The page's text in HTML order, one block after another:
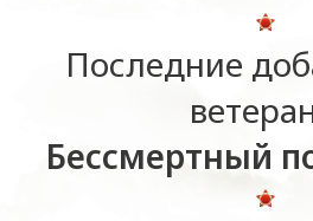
Последние
Бессмертный